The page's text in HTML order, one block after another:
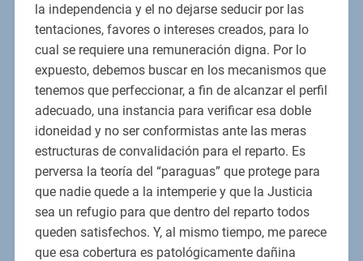
la independencia y el no dejarse seducir por las
tentaciones, favores o intereses creados, para lo
cual se requiere una remuneración digna. Por lo
expuesto, debemos buscar en los mecanismos que
tenemos que perfeccionar, a fin de alcanzar el perfil
adecuado, una instancia para verificar esa doble
idoneidad y no ser conformistas ante las meras
estructuras de convalidación para el reparto. Es
perversa la teoría del “paraguas” que protege para
que nadie quede a la intemperie y que la Justicia
sea un refugio para que dentro del reparto todos
queden satisfechos. Y, al mismo tiempo, me parece
que esa cobertura es patológicamente dañina